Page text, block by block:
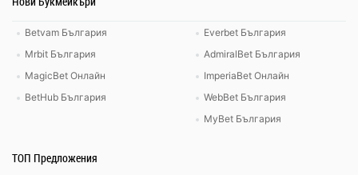
Betvam България
Mrbit България
MagicBet Онлайн
BetHub България
Everbet България
AdmiralBet България
ImperiaBet Онлайн
WebBet България
MyBet България
ТОП Предложения